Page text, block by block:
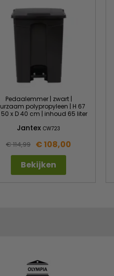
Pedaalemmer | zwart |
polypropyleen | H 67
x D 40 cm | inhoud 65 liter
Jantex CW723
€ 114,99 € 108,00
Bekijken